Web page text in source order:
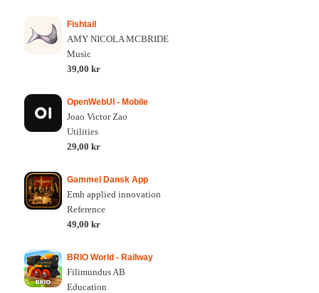
Fishtail
AMY NICOLA MCBRIDE
Music
39,00 kr
OpenWebUI - Mobile
Joao Victor Zao
Utilities
29,00 kr
Gammel Dansk App
Emh applied innovation
Reference
49,00 kr
BRIO World - Railway
Filimundus AB
Education